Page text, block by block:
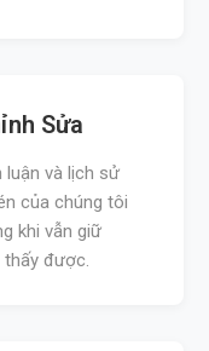
Sửa
luận và lịch sử
của chúng tôi
khi vẫn giữ
được.